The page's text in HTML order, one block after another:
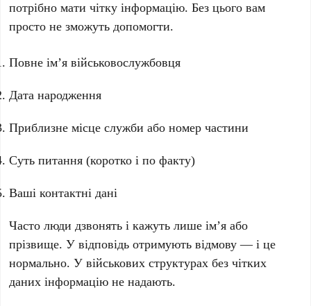
потрібно мати чітку інформацію. Без цього вам
просто не зможуть допомогти.
Повне ім’я військовослужбовця
Дата народження
Приблизне місце служби або номер частини
Суть питання (коротко і по факту)
Ваші контактні дані
Часто люди дзвонять і кажуть лише ім’я або
прізвище. У відповідь отримують відмову — і це
нормально. У військових структурах без чітких
даних інформацію не надають.